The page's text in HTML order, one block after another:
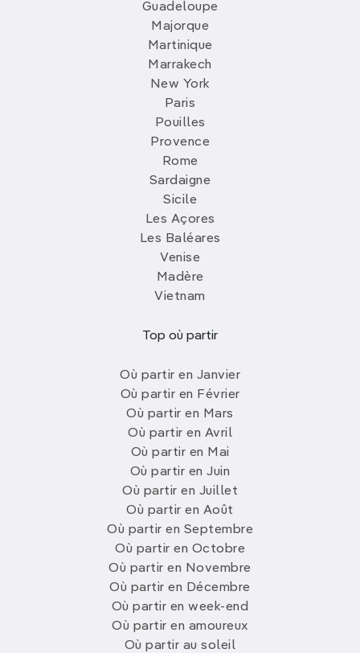
Guadeloupe
Majorque
Martinique
Marrakech
New York
Paris
Pouilles
Provence
Rome
Sardaigne
Sicile
Les Açores
Les Baléares
Venise
Madère
Vietnam
Top où partir
Où partir en Janvier
Où partir en Février
Où partir en Mars
Où partir en Avril
Où partir en Mai
Où partir en Juin
Où partir en Juillet
Où partir en Août
Où partir en Septembre
Où partir en Octobre
Où partir en Novembre
Où partir en Décembre
Où partir en week-end
Où partir en amoureux
Où partir au soleil